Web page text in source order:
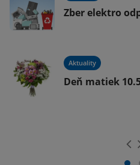
Zber elektro
Aktuality
Deň matiek